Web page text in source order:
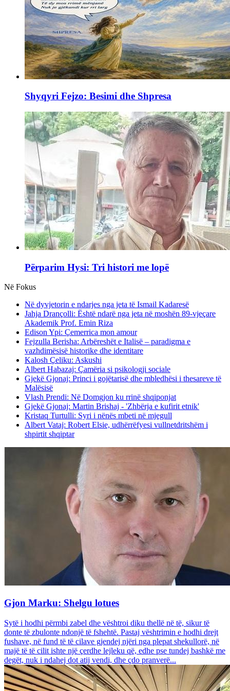
Shyqyri Fejzo: Besimi dhe Shpresa
Përparim Hysi: Tri histori me lopë
Në Fokus
Në dyvjetorin e ndarjes nga jeta të Ismail Kadaresë
Jahja Drançolli: Është ndarë nga jeta në moshën 89-vjeçare
Akademik Prof. Emin Riza
Edison Ypi: Çemerrica mon amour
Fejzulla Berisha: Arbëreshët e Italisë – paradigma e
vazhdimësisë historike dhe identitare
Kalosh Çeliku: Askushi
Albert Habazaj: Çamëria si psikologji sociale
Gjekë Gjonaj: Princi i gojëtarisë dhe mbledhësi i thesareve të
Malësisë
Vlash Prendi: Në Domgjon ku rrinë shqiponjat
Gjekë Gjonaj: Martin Brishaj - 'Zhbërja e kufirit etnik'
Kristaq Turtulli: Syri i nënës mbeti në mjegull
Albert Vataj: Robert Elsie, udhërrëfyesi vullnetdritshëm i
shpirtit shqiptar
Gjon Marku: Shelgu lotues
Sytë i hodhi përmbi zabel dhe vështroi diku thellë në të, sikur të
donte të zbulonte ndonjë të fshehtë. Pastaj vështrimin e hodhi drejt
fushave, në fund të të cilave gjendej njëri nga plepat shekullorë, në
majë të të cilit ishte një çerdhe lejleku që, edhe pse tundej bashkë me
degët, nuk i ndahej dot atij vendi, dhe çdo pranverë...